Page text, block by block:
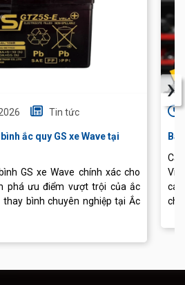
Tin tức
ắc quy GS xe Wave tại
GS xe Wave chính xác cho
phá ưu điểm vượt trội của ắc
thay bình chuyên nghiệp tại Ắc
›